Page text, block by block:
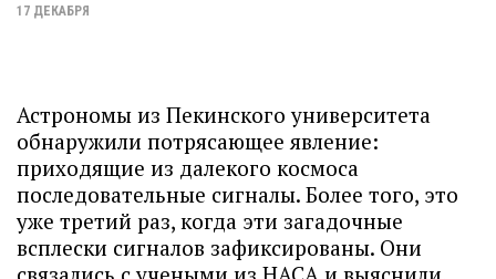
17 ДЕКАБРЯ
Астрономы из Пекинского университета
обнаружили потрясающее явление:
приходящие из далекого космоса
последовательные сигналы. Более того, это
уже третий раз, когда эти загадочные
всплески сигналов зафиксированы. Они